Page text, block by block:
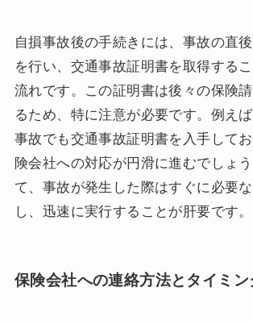
自損事故後の手続きには、事故の直
を行い、交通事故証明書を取得する
流れです。この証明書は後々の保険
るため、特に注意が必要です。例え
事故でも交通事故証明書を入手して
険会社への対応が円滑に進むでしょ
て、事故が発生した際はすぐに必要
し、迅速に実行することが肝要です。
保険会社への連絡方法とタイミン